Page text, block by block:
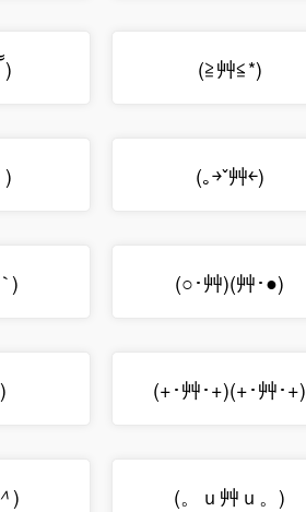
(≧艸≦*)
) (｡￫ˇ艸￩)
) (○･艸)(艸･●)
(+･艸･+)(+･艸･+)
) (。ｕ艸ｕ。)